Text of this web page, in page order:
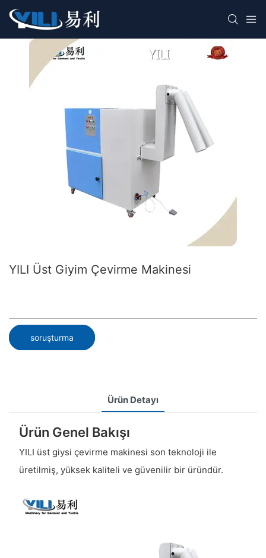
YILI Üst Giyim Çevirme Makinesi
soruşturma
Ürün Detayı
Ürün Genel Bakışı
YILI üst giysi çevirme makinesi son teknoloji ile
üretilmiş, yüksek kaliteli ve güvenilir bir üründür.